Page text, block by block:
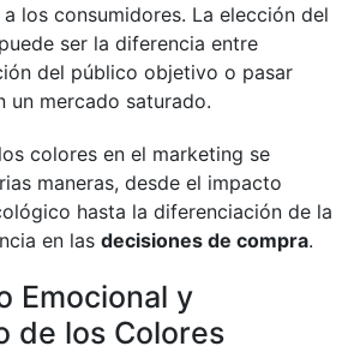
los consumidores. La elección del
ser la diferencia entre
del público objetivo o pasar
un mercado saturado.
colores en el marketing se
maneras, desde el impacto
hasta la diferenciación de la
en lasdecisiones de compra.
Emocional y
de los Colores